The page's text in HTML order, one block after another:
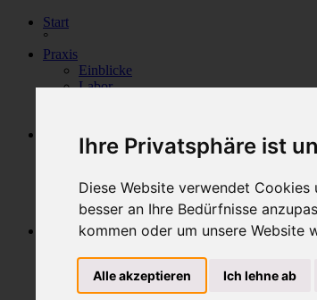
Ihre Privatsphäre ist
Diese Website verwendet Cookies
besser an Ihre Bedürfnisse
kommen oder um unsere Website
Alle akzeptieren Ich lehne ab
Start
°
Praxis
Einblicke
Labor
Service
Dentallexikon
Stellenangebote
Termine Online
Kontakt
Impressum